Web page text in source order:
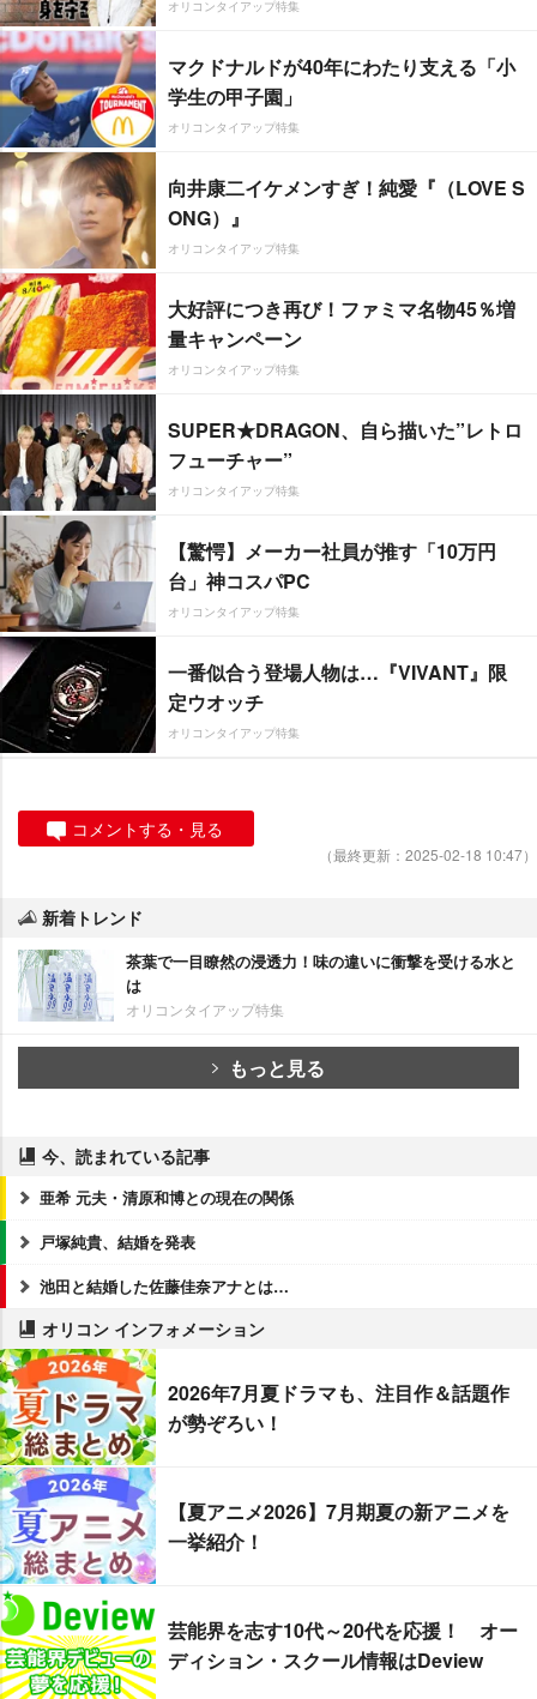
オリコンタイアップ特集
マクドナルドが40年にわたり支える「小
学生の甲子園」
オリコンタイアップ特集
向井康二イケメンすぎ！純愛『（LOVE S
ONG）』
オリコンタイアップ特集
大好評につき再び！ファミマ名物45％増
量キャンペーン
オリコンタイアップ特集
SUPER★DRAGON、自ら描いた”レトロ
フューチャー”
オリコンタイアップ特集
【驚愕】メーカー社員が推す「10万円
台」神コスパPC
オリコンタイアップ特集
一番似合う登場人物は…『VIVANT』限
定ウオッチ
オリコンタイアップ特集
コメントする・見る
（最終更新：2025-02-18 10:47）
新着トレンド
茶葉で一目瞭然の浸透力！味の違いに衝撃を受ける水と
は
オリコンタイアップ特集
もっと見る
今、読まれている記事
亜希 元夫・清原和博との現在の関係
戸塚純貴、結婚を発表
池田と結婚した佐藤佳奈アナとは…
オリコン インフォメーション
2026年7月夏ドラマも、注目作＆話題作
が勢ぞろい！
【夏アニメ2026】7月期夏の新アニメを
一挙紹介！
芸能界を志す10代～20代を応援！ オー
ディション・スクール情報はDeview